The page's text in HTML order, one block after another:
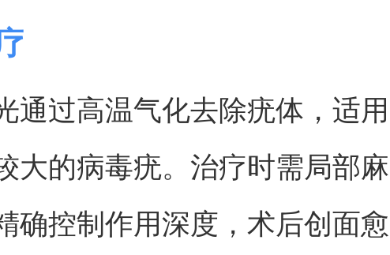
通过高温气化去除疣体，适用
大的病毒疣。治疗时需局部麻
确控制作用深度，术后创面愈